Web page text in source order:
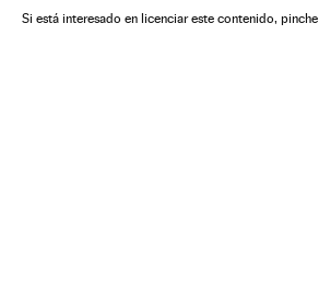
Super-heróis Personagens ficção Cultura
Si está interesado en licenciar este contenido, pinche